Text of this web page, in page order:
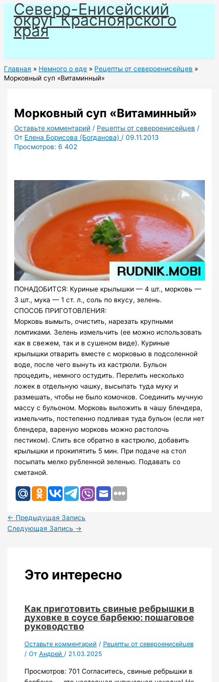
Перейти
содержимому
Северо-Енисейский
округ Красноярского
края
Главная Немного о еде
Рецепты от североенисейцев
Морковный суп «Витаминный»
Морковный суп «Витаминный»
Оставьте комментарий / Рецепты от североенисейцев /
От Елена Борисова (Богданова) /09.11.2013
Просмотров: 6 402
ПОНАДОБИТСЯ: Куриные крылышки — 4 шт., морковь —
3 шт., мука — 1 ст. л., соль по вкусу, зелень.
СПОСОБ ПРИГОТОВЛЕНИЯ:
Морковь вымыть, очистить, нарезать крупными
ломтиками. Зелень измельчить (ее можно использовать
как в свежем, так и в сушеном виде). Куриные
крылышки отварить вместе с морковью в подсоленной
воде, после чего вынуть из кастрюли. Бульон
процедить, немного остудить. Перелить несколько
ложек в отдельную чашку, высыпать туда муку и
размешать, чтобы не было комочков. Соединить мучную
массу с бульоном. Морковь выложить в чашу блендера,
измельчить, постепенно подливая туда бульон (если нет
блендера, вареную морковь можно растолочь
пестиком). Слить все обратно в кастрюлю, добавить
крылышки и прокипятить 5 мин. При подаче на стол
посыпать мелко рубленной зеленью. Подавать со
сметаной.
← Предыдущая Запись
Следующая Запись →
Это интересно
Как приготовить свиные ребрышки в
духовке в соусе барбекю: пошаговое
руководство
Оставьте комментарий / Рецепты от североенисейцев
/ От Андрей / 21.03.2025
Просмотров: 701 Согласитесь, свиные ребрышки в